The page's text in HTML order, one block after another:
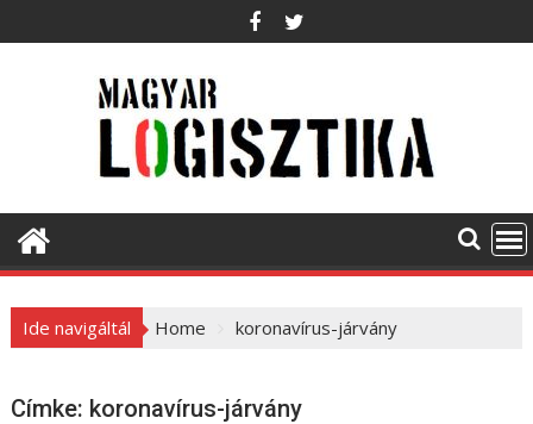
k
o
t
Ide navigáltál Home koronavírus-járvány
Címke: koronavírus-járvány